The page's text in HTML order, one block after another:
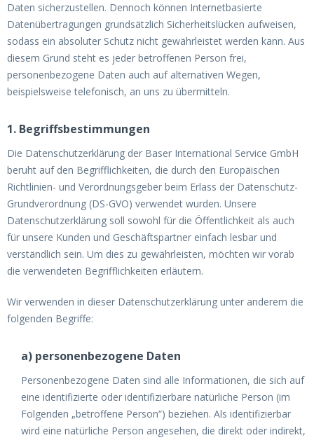
Daten sicherzustellen. Dennoch können Internetbasierte
Datenübertragungen grundsätzlich Sicherheitslücken aufweisen,
sodass ein absoluter Schutz nicht gewährleistet werden kann. Aus
diesem Grund steht es jeder betroffenen Person frei,
personenbezogene Daten auch auf alternativen Wegen,
beispielsweise telefonisch, an uns zu übermitteln.
1. Begriffsbestimmungen
Die Datenschutzerklärung der Baser International Service GmbH
beruht auf den Begrifflichkeiten, die durch den Europäischen
Richtlinien- und Verordnungsgeber beim Erlass der Datenschutz-
Grundverordnung (DS-GVO) verwendet wurden. Unsere
Datenschutzerklärung soll sowohl für die Öffentlichkeit als auch
für unsere Kunden und Geschäftspartner einfach lesbar und
verständlich sein. Um dies zu gewährleisten, möchten wir vorab
die verwendeten Begrifflichkeiten erläutern.
Wir verwenden in dieser Datenschutzerklärung unter anderem die
folgenden Begriffe:
a) personenbezogene Daten
Personenbezogene Daten sind alle Informationen, die sich auf
eine identifizierte oder identifizierbare natürliche Person (im
Folgenden „betroffene Person“) beziehen. Als identifizierbar
wird eine natürliche Person angesehen, die direkt oder indirekt,